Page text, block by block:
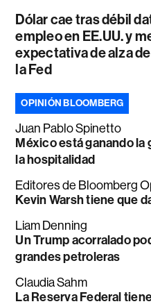
Dólar cae tras débil
empleo en EE.UU. y
expectativa de alza
la Fed
OPINIÓN BLOOMBERG
Juan Pablo Spinetto
México está ganando la
la hospitalidad
Editores de Bloomberg
Kevin Warsh tiene que
Liam Denning
Un Trump acorralado
grandes petroleras
Claudia Sahm
La Reserva Federal